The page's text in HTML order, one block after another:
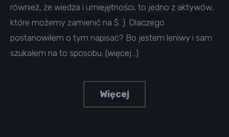
również, że wiedza i umiejętności, to jedno z aktywów,
które możemy zamienić na $ :). Dlaczego
postanowiłem o tym napisać? Bo jestem leniwy i sam
szukałem na to sposobu. (więcej…)
Więcej